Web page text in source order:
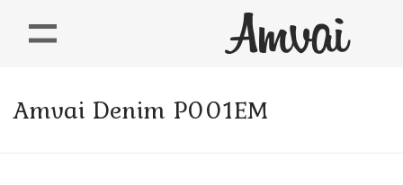
Amvai Denim P001EM